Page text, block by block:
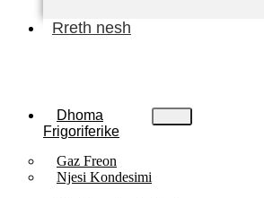
Rreth nesh
Dhoma
Frigoriferike
Gaz Freon
Njesi Kondesimi